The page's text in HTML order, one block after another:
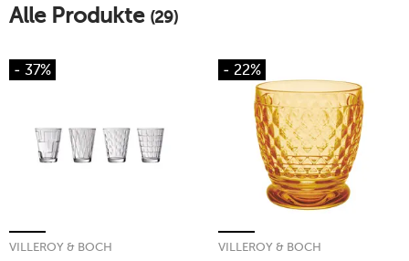
Alle Produkte (29)
- 37%
VILLEROY & BOCH
- 22%
VILLEROY & BOCH